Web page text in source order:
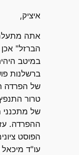
איציק,
אתה מתעלם
הברזל" אכן
במיטב היהירות
ברשלנות פושעת!
של הפרדה חד
טרור התנפץ על
של מתכנני
ההפרדה. עזוב
הפוסט ציונים
עו"ד מיכאל